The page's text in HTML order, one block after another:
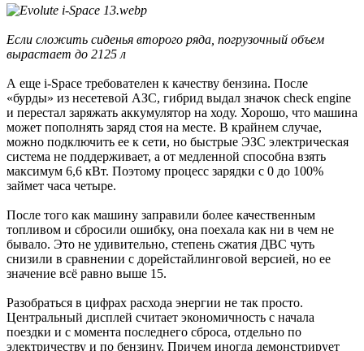
Если сложить сиденья второго ряда, погрузочный объем
вырастает до 2125 л
А еще i-Space требователен к качеству бензина. После
«бурды» из несетевой АЗС, гибрид выдал значок check engine
и перестал заряжать аккумулятор на ходу. Хорошо, что машина
может пополнять заряд стоя на месте. В крайнем случае,
можно подключить ее к сети, но быстрые ЭЗС электрическая
система не поддерживает, а от медленной способна взять
максимум 6,6 кВт. Поэтому процесс зарядки с 0 до 100%
займет часа четыре.
После того как машину заправили более качественным
топливом и сбросили ошибку, она поехала как ни в чем не
бывало. Это не удивительно, степень сжатия ДВС чуть
снизили в сравнении с дорейстайлинговой версией, но ее
значение всё равно выше 15.
Разобраться в цифрах расхода энергии не так просто.
Центральный дисплей считает экономичность с начала
поездки и с момента последнего сброса, отдельно по
электричеству и по бензину. Причем иногда демонстрирует